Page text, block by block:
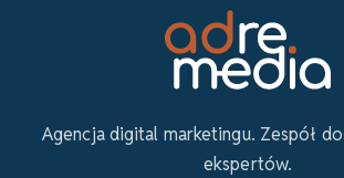
Agencja digital marketingu. Zespół
ekspertów.